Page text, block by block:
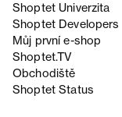
Shoptet Univerzita
Shoptet Developers
Můj první e-shop
Shoptet.TV
Obchodiště
Shoptet Status